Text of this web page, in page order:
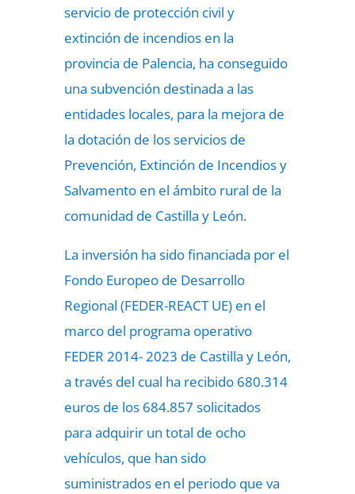
servicio de protección civil y
extinción de incendios en la
provincia de Palencia, ha conseguido
una subvención destinada a las
entidades locales, para la mejora de
la dotación de los servicios de
Prevención, Extinción de Incendios y
Salvamento en el ámbito rural de la
comunidad de Castilla y León.
La inversión ha sido financiada por el
Fondo Europeo de Desarrollo
Regional (FEDER-REACT UE) en el
marco del programa operativo
FEDER 2014- 2023 de Castilla y León,
a través del cual ha recibido 680.314
euros de los 684.857 solicitados
para adquirir un total de ocho
vehículos, que han sido
suministrados en el periodo que va